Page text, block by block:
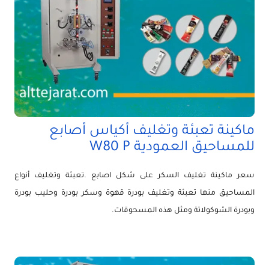
ماكينة تعبئة وتغليف أكياس أصابع
للمساحيق العمودية W80 P
سعر ماكينة تغليف السكر على شكل اصابع .تعبئة وتغليف أنواع
المساحيق منها تعبئة وتغليف بودرة قهوة وسكر بودرة وحليب بودرة
وبودرة الشوكولاتة ومثل هذه المسحوقات.